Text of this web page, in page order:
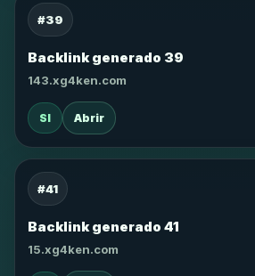
#39
Backlink generado 39
143.xg4ken.com
SI Abrir
#41
Backlink generado 41
15.xg4ken.com